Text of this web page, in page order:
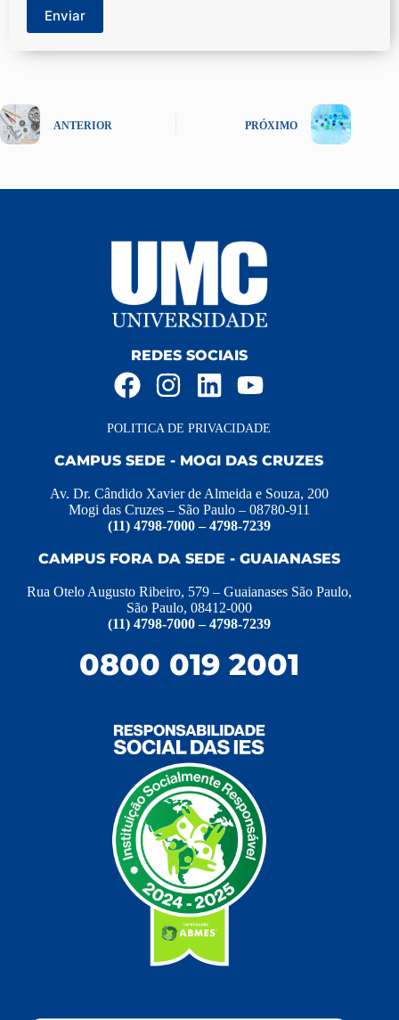
Enviar
ANTERIOR PRÓXIMO
REDES SOCIAIS
POLITICA DE PRIVACIDADE
CAMPUS SEDE - MOGI DAS CRUZES
Av. Dr. Cândido Xavier de Almeida e Souza, 200
Mogi das Cruzes – São Paulo – 08780-911
(11) 4798-7000 – 4798-7239
CAMPUS FORA DA SEDE - GUAIANASES
Rua Otelo Augusto Ribeiro, 579 – Guaianases São Paulo,
São Paulo, 08412-000
(11) 4798-7000 – 4798-7239
0800 019 2001